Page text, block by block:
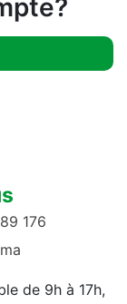
176
de 9h à 17h,